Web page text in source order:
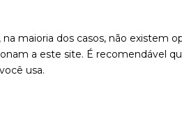
maioria dos casos, não existem
a este site. É recomendável
usa.